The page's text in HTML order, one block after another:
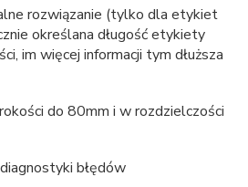
rozwiązanie (tylko dla etykiet
określana długość etykiety
im więcej informacji tym dłuższa
do 80mm i w rozdzielczości
błędów